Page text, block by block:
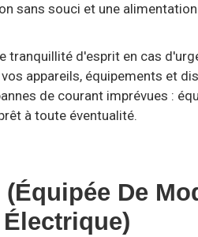
sans souci et une
tranquillité d'esprit en cas
appareils, équipements et
de courant imprévues :
à toute éventualité.
De